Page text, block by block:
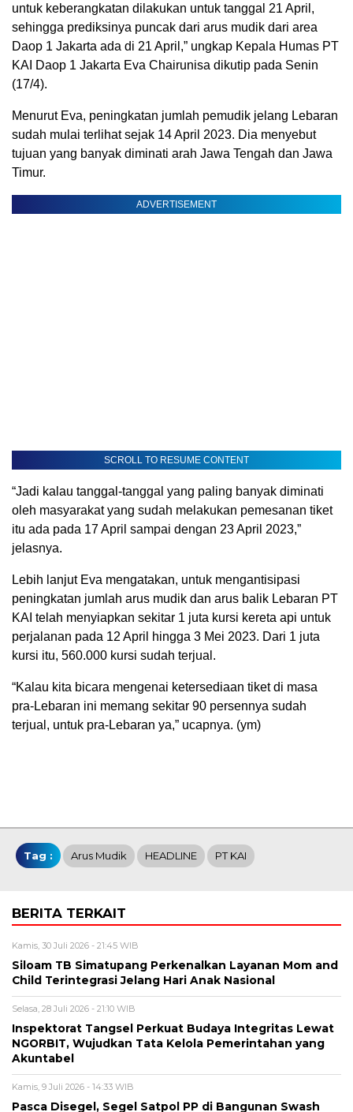
untuk keberangkatan dilakukan untuk tanggal 21 April,
sehingga prediksinya puncak dari arus mudik dari area
Daop 1 Jakarta ada di 21 April,” ungkap Kepala Humas PT
KAI Daop 1 Jakarta Eva Chairunisa dikutip pada Senin
(17/4).
Menurut Eva, peningkatan jumlah pemudik jelang Lebaran
sudah mulai terlihat sejak 14 April 2023. Dia menyebut
tujuan yang banyak diminati arah Jawa Tengah dan Jawa
Timur.
ADVERTISEMENT
SCROLL TO RESUME CONTENT
“Jadi kalau tanggal-tanggal yang paling banyak diminati
oleh masyarakat yang sudah melakukan pemesanan tiket
itu ada pada 17 April sampai dengan 23 April 2023,”
jelasnya.
Lebih lanjut Eva mengatakan, untuk mengantisipasi
peningkatan jumlah arus mudik dan arus balik Lebaran PT
KAI telah menyiapkan sekitar 1 juta kursi kereta api untuk
perjalanan pada 12 April hingga 3 Mei 2023. Dari 1 juta
kursi itu, 560.000 kursi sudah terjual.
“Kalau kita bicara mengenai ketersediaan tiket di masa
pra-Lebaran ini memang sekitar 90 persennya sudah
terjual, untuk pra-Lebaran ya,” ucapnya. (ym)
Tag : Arus Mudik HEADLINE PT KAI
BERITA TERKAIT
Kamis, 30 Juli 2026 - 21:45 WIB
Siloam TB Simatupang Perkenalkan Layanan Mom and
Child Terintegrasi Jelang Hari Anak Nasional
Selasa, 28 Juli 2026 - 21:10 WIB
Inspektorat Tangsel Perkuat Budaya Integritas Lewat
NGORBIT, Wujudkan Tata Kelola Pemerintahan yang
Akuntabel
Kamis, 9 Juli 2026 - 14:33 WIB
Pasca Disegel, Segel Satpol PP di Bangunan Swash